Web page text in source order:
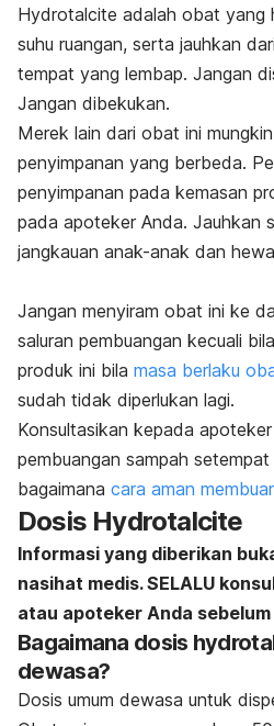
Hydrotalcite adalah obat yang
suhu ruangan, serta jauhkan
tempat yang lembap. Jangan
Jangan dibekukan.
Merek lain dari obat ini
penyimpanan yang berbeda.
penyimpanan pada kemasan
pada apoteker Anda. Jauhkan
jangkauan anak-anak dan
Jangan menyiram obat ini ke
saluran pembuangan kecuali
produk ini bila masa berlaku
sudah tidak diperlukan lagi.
Konsultasikan kepada
pembuangan sampah setempat
bagaimana cara aman
Dosis Hydrotalcite
Informasi yang diberikan
nasihat medis. SELALU
atau apoteker Anda
Bagaimana dosis
dewasa?
Dosis umum dewasa untuk